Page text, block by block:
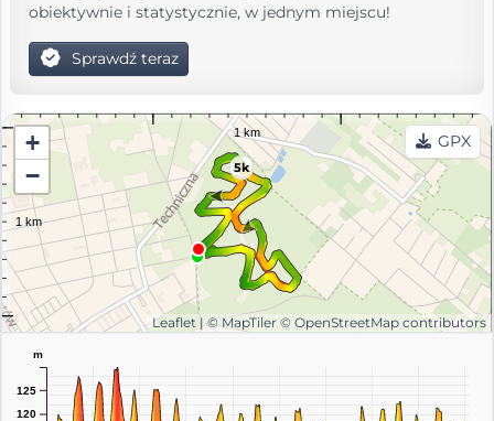
obiektywnie i statystycznie, w jednym miejscu!
Sprawdź teraz
5k
+
−
GPX
Leaflet | © MapTiler © OpenStreetMap contributors
120
125
m